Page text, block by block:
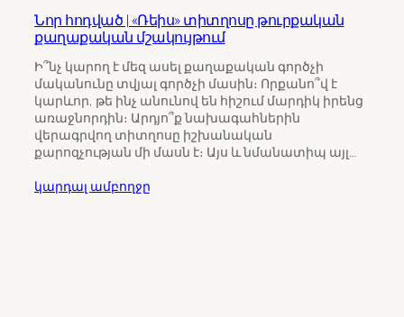
Նոր հոդված | «Ռեիս» տիտղոսը թուրքական
քաղաքական մշակույթում
Ի՞նչ կարող է մեզ ասել քաղաքական գործչի
մականունը տվյալ գործչի մասին։ Որքանո՞վ է
կարևոր, թե ինչ անունով են հիշում մարդիկ իրենց
առաջնորդին։ Արդյո՞ք նախագահներին
վերագրվող տիտղոսը իշխանական
քարոզչության մի մասն է։ Այս և նմանատիպ այլ…
կարդալ ամբողջը